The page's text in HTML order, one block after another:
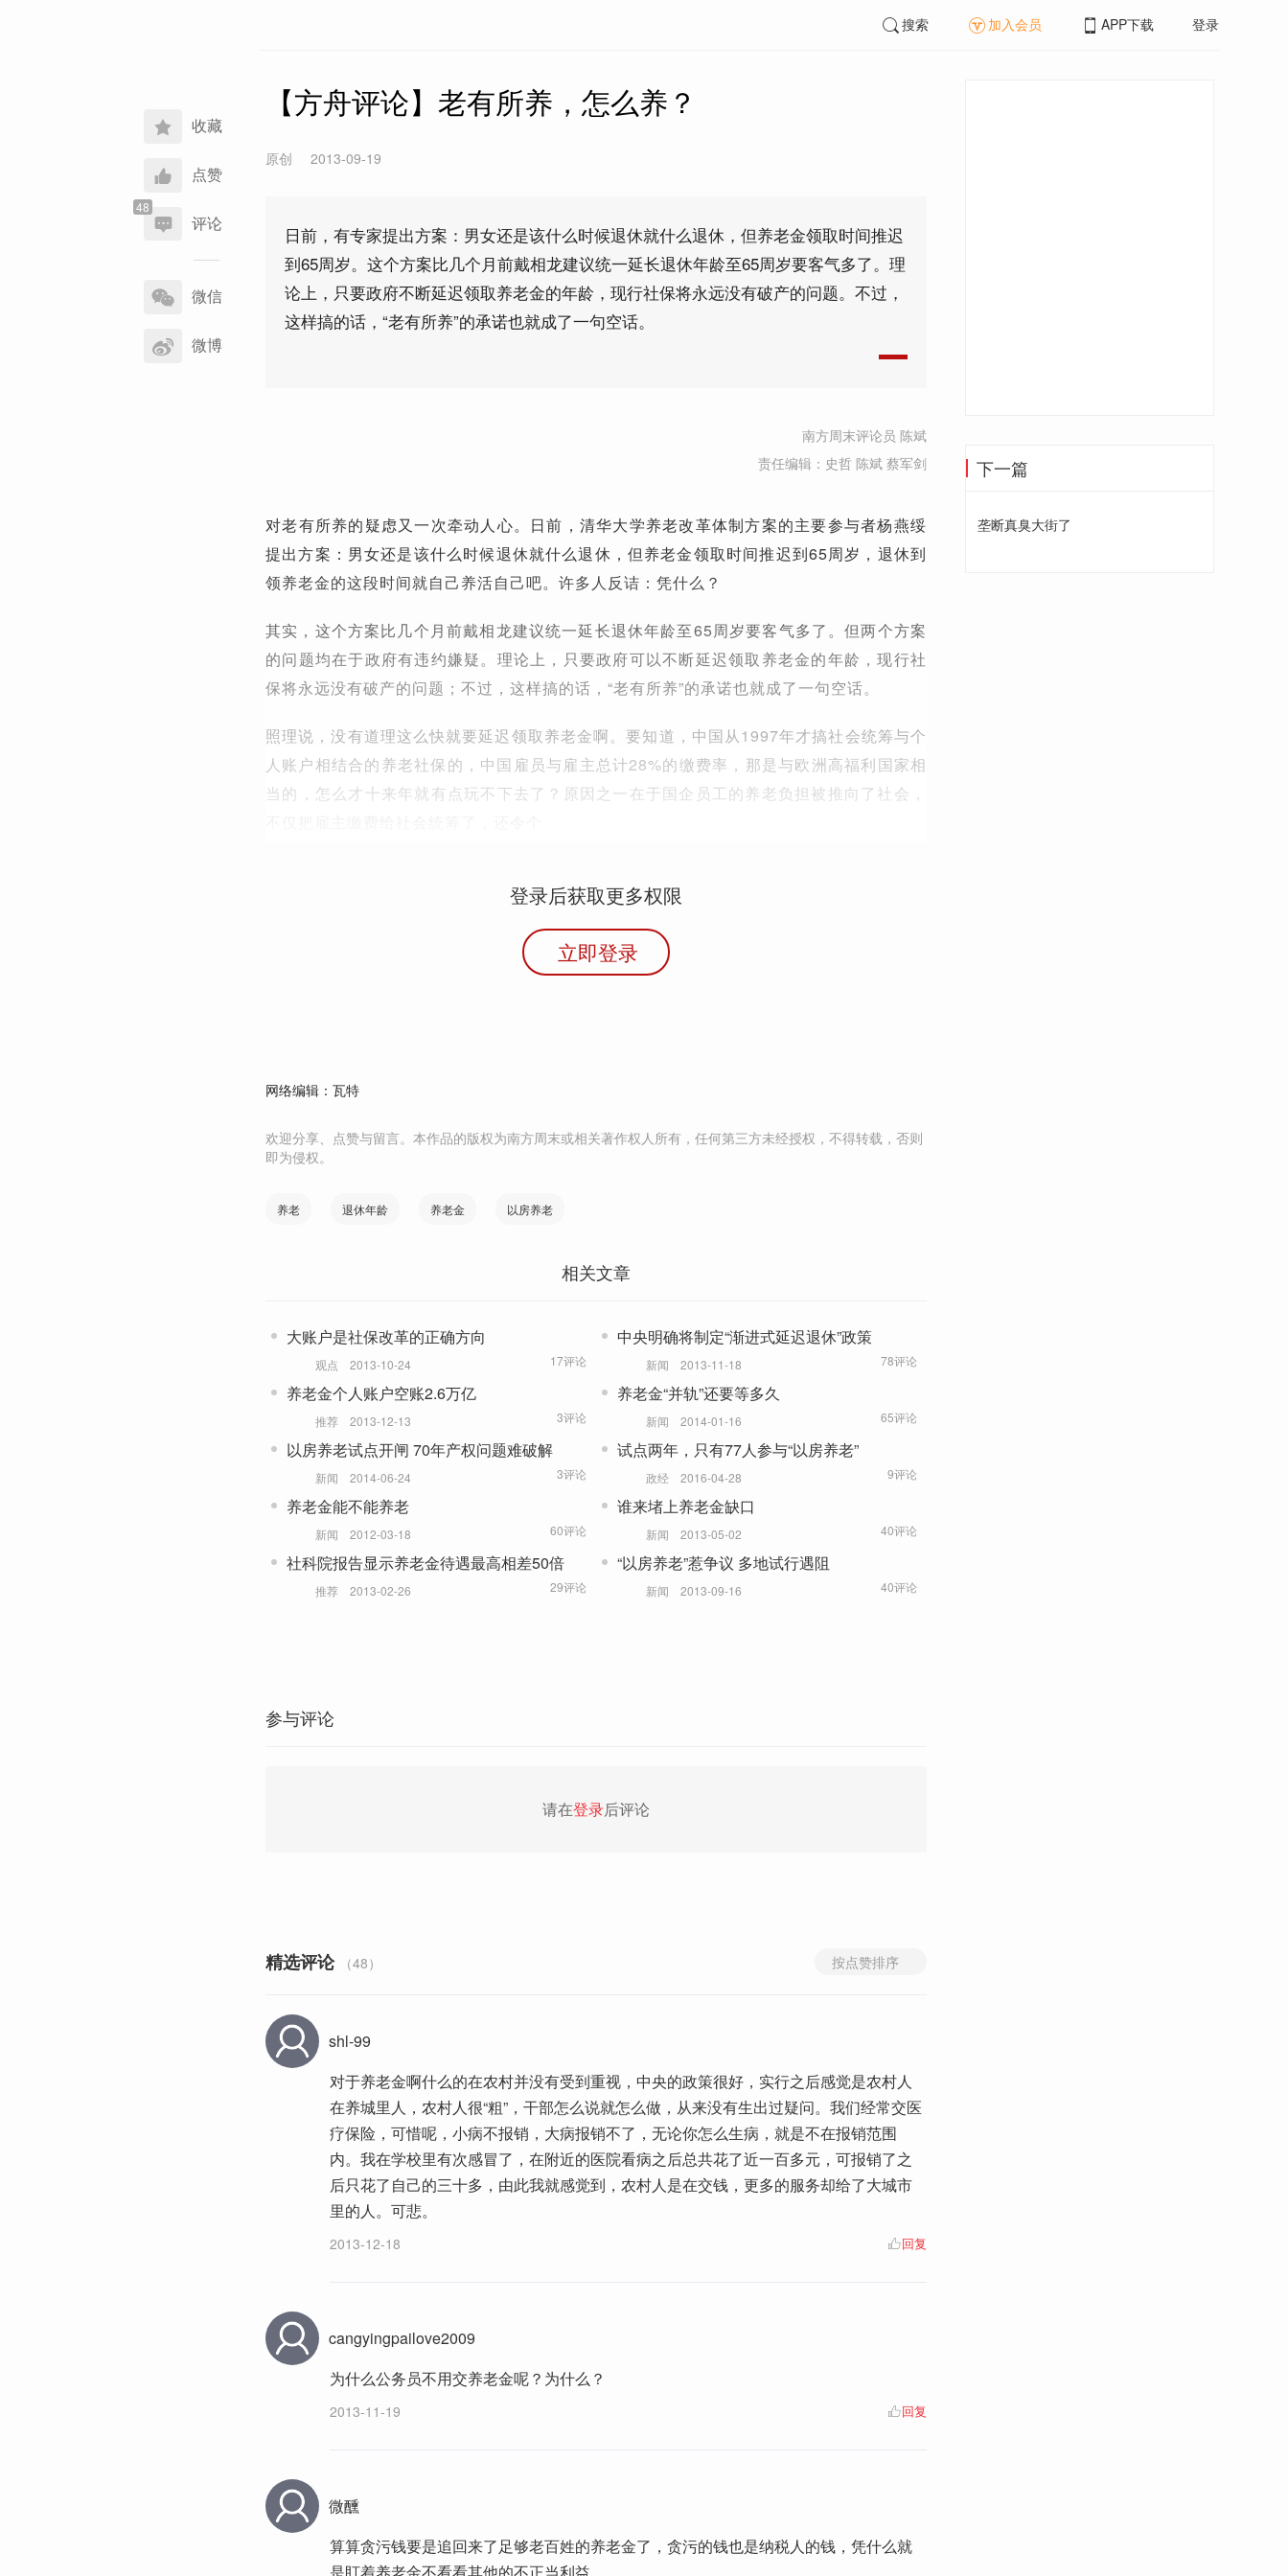
收藏
点赞
评论
享
到
微信
微博
搜索 加入会员 APP下载 登录
【方舟评论】老有所养，怎么养？
原创 2013-09-19
日前，有专家提出方案：男女还是该什么时候退休就什么退休，但养老金领取时间推迟
到65周岁。这个方案比几个月前戴相龙建议统一延长退休年龄至65周岁要客气多了。理
论上，只要政府不断延迟领取养老金的年龄，现行社保将永远没有破产的问题。不过，
这样搞的话，“老有所养”的承诺也就成了一句空话。
南方周末评论员 陈斌
责任编辑：史哲 陈斌 蔡军剑
对老有所养的疑虑又一次牵动人心。日前，清华大学养老改革体制方案的主要参与者杨燕绥
提出方案：男女还是该什么时候退休就什么退休，但养老金领取时间推迟到65周岁，退休到
领养老金的这段时间就自己养活自己吧。许多人反诘：凭什么？
其实，这个方案比几个月前戴相龙建议统一延长退休年龄至65周岁要客气多了。但两个方案
的问题均在于政府有违约嫌疑。理论上，只要政府可以不断延迟领取养老金的年龄，现行社
保将永远没有破产的问题；不过，这样搞的话，“老有所养”的承诺也就成了一句空话。
照理说，没有道理这么快就要延迟领取养老金啊。要知道，中国从1997年才搞社会统筹与个
人账户相结合的养老社保的，中国雇员与雇主总计28%的缴费率，那是与欧洲高福利国家相
当的，怎么才十来年就有点玩不下去了？原因之一在于国企员工的养老负担被推向了社会，
登录后获取更多权限
立即登录
网络编辑：瓦特
欢迎分享、点赞与留言。本作品的版权为南方周末或相关著作权人所有，任何第三方未经授权，不得转载，否则
即为侵权。
养老 退休年龄 养老金 以房养老
相关文章
大账户是社保改革的正确方向
观点 2013-10-24 17评论
中央明确将制定“渐进式延迟退休”政策
新闻 2013-11-18 78评论
养老金个人账户空账2.6万亿
推荐 2013-12-13 3评论
养老金“并轨”还要等多久
新闻 2014-01-16 65评论
以房养老试点开闸 70年产权问题难破解
新闻 2014-06-24 3评论
试点两年，只有77人参与“以房养老”
政经 2016-04-28 9评论
养老金能不能养老
新闻 2012-03-18 60评论
谁来堵上养老金缺口
新闻 2013-05-02 40评论
社科院报告显示养老金待遇最高相差50倍
推荐 2013-02-26 29评论
“以房养老”惹争议 多地试行遇阻
新闻 2013-09-16 40评论
参与评论
请在登录后评论
精选评论 （48） 按点赞排序
shl-99
对于养老金啊什么的在农村并没有受到重视，中央的政策很好，实行之后感觉是农村人
在养城里人，农村人很“粗”，干部怎么说就怎么做，从来没有生出过疑问。我们经常交医
疗保险，可惜呢，小病不报销，大病报销不了，无论你怎么生病，就是不在报销范围
内。我在学校里有次感冒了，在附近的医院看病之后总共花了近一百多元，可报销了之
后只花了自己的三十多，由此我就感觉到，农村人是在交钱，更多的服务却给了大城市
里的人。可悲。
2013-12-18 回复
cangyingpailove2009
为什么公务员不用交养老金呢？为什么？
2013-11-19 回复
微醺
算算贪污钱要是追回来了足够老百姓的养老金了，贪污的钱也是纳税人的钱，凭什么就
下一篇
垄断真臭大街了